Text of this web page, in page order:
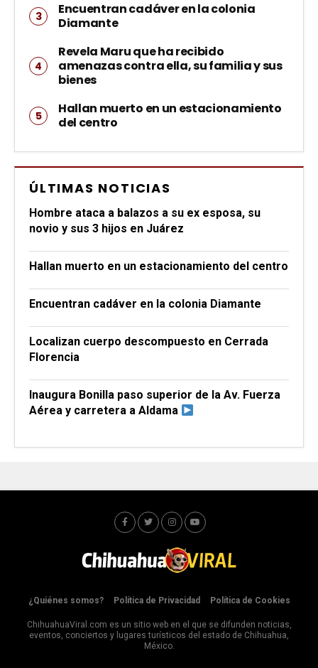
Encuentran cadáver en la colonia
Diamante
Revela Maru que ha recibido
amenazas contra ella, su familia y sus
bienes
Hallan muerto en un estacionamiento
del centro
ÚLTIMAS NOTICIAS
Hombre ataca a balazos a su ex esposa, su
novio y sus 3 hijos en Juárez
Hallan muerto en un estacionamiento del centro
Encuentran cadáver en la colonia Diamante
Localizan cuerpo descompuesto en Cerrada
Florencia
Inaugura Bonilla paso superior de la Av. Fuerza
Aérea y carretera a Aldama
¿Quiénes somos? Política de Privacidad Política de Cookies
ChihuahuaViral.com es un sitio web en el que se difunden noticias,
eventos, conciertos y lugares turísticos del estado de Chihuahua,
México.